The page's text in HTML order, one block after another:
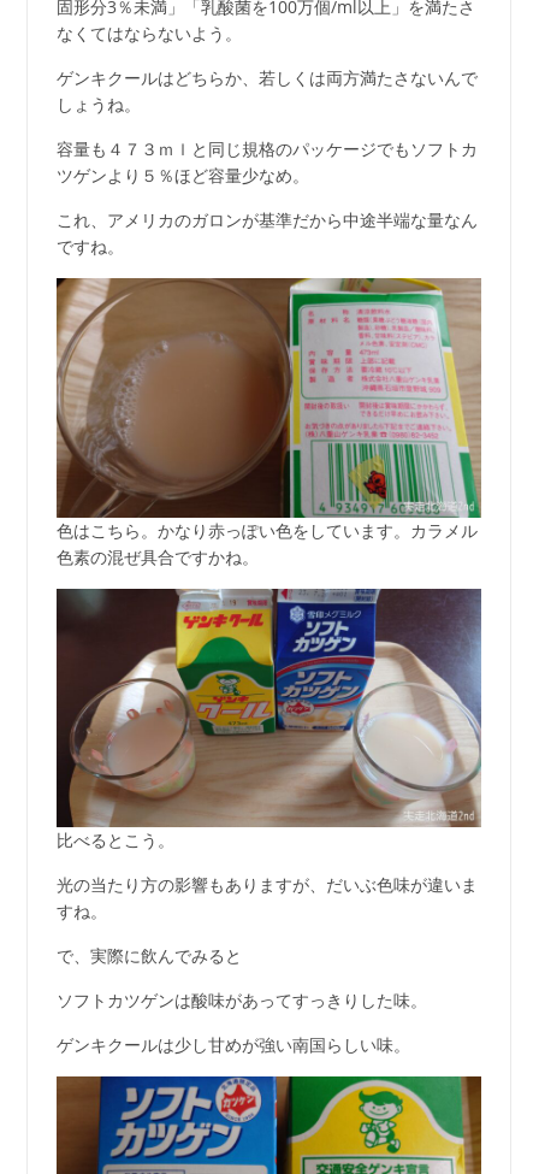
固形分3％未満」「乳酸菌を100万個/ml以上」を満たさ
なくてはならないよう。
ゲンキクールはどちらか、若しくは両方満たさないんで
しょうね。
容量も４７３ｍｌと同じ規格のパッケージでもソフトカ
ツゲンより５％ほど容量少なめ。
これ、アメリカのガロンが基準だから中途半端な量なん
ですね。
色はこちら。かなり赤っぽい色をしています。カラメル
色素の混ぜ具合ですかね。
比べるとこう。
光の当たり方の影響もありますが、だいぶ色味が違いま
すね。
で、実際に飲んでみると
ソフトカツゲンは酸味があってすっきりした味。
ゲンキクールは少し甘めが強い南国らしい味。